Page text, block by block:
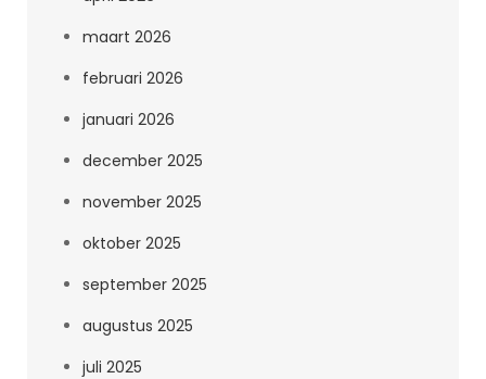
maart 2026
februari 2026
januari 2026
december 2025
november 2025
oktober 2025
september 2025
augustus 2025
juli 2025